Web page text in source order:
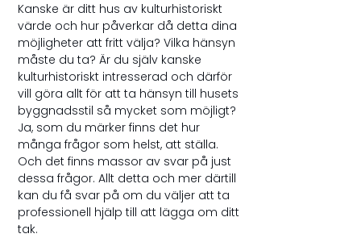
Kanske är ditt hus av kulturhistoriskt
värde och hur påverkar då detta dina
möjligheter att fritt välja? Vilka hänsyn
måste du ta? Är du själv kanske
kulturhistoriskt intresserad och därför
vill göra allt för att ta hänsyn till husets
byggnadsstil så mycket som möjligt?
Ja, som du märker finns det hur
många frågor som helst, att ställa.
Och det finns massor av svar på just
dessa frågor. Allt detta och mer därtill
kan du få svar på om du väljer att ta
professionell hjälp till att lägga om ditt
tak.